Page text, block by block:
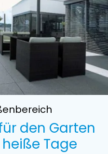
den Garten
Tage